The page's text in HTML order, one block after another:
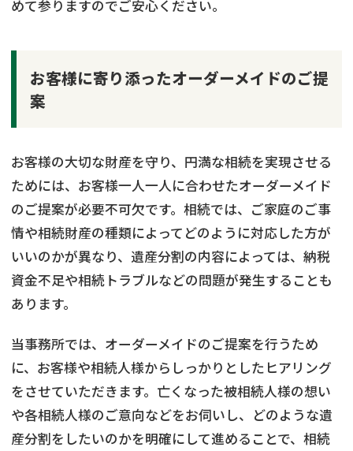
めて参りますのでご安心ください。
お客様に寄り添ったオーダーメイドのご提
案
お客様の大切な財産を守り、円満な相続を実現させる
ためには、お客様一人一人に合わせたオーダーメイド
のご提案が必要不可欠です。相続では、ご家庭のご事
情や相続財産の種類によってどのように対応した方が
いいのかが異なり、遺産分割の内容によっては、納税
資金不足や相続トラブルなどの問題が発生することも
あります。
当事務所では、オーダーメイドのご提案を行うため
に、お客様や相続人様からしっかりとしたヒアリング
をさせていただきます。亡くなった被相続人様の想い
や各相続人様のご意向などをお伺いし、どのような遺
産分割をしたいのかを明確にして進めることで、相続